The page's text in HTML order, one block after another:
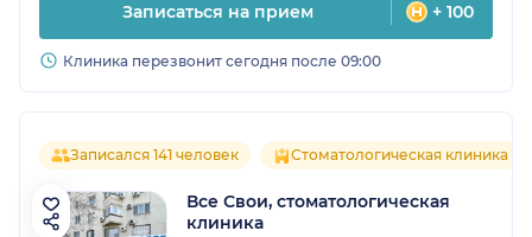
Записаться на прием + 100
Клиника перезвонит сегодня после 09:00
Записался 141 человек Стоматологическая клиника
Все Свои, стоматологическая
клиника